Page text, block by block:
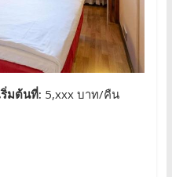
ริ่มต้นที่: 5,xxx บาท/คืน